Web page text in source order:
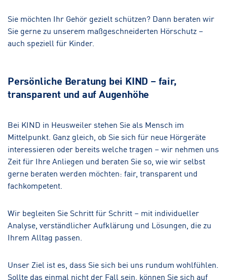
Sie möchten Ihr Gehör gezielt schützen? Dann beraten wir
Sie gerne zu unserem maßgeschneiderten Hörschutz –
auch speziell für Kinder.
Persönliche Beratung bei KIND – fair,
transparent und auf Augenhöhe
Bei KIND in Heusweiler stehen Sie als Mensch im
Mittelpunkt. Ganz gleich, ob Sie sich für neue Hörgeräte
interessieren oder bereits welche tragen – wir nehmen uns
Zeit für Ihre Anliegen und beraten Sie so, wie wir selbst
gerne beraten werden möchten: fair, transparent und
fachkompetent.
Wir begleiten Sie Schritt für Schritt – mit individueller
Analyse, verständlicher Aufklärung und Lösungen, die zu
Ihrem Alltag passen.
Unser Ziel ist es, dass Sie sich bei uns rundum wohlfühlen.
Sollte das einmal nicht der Fall sein, können Sie sich auf